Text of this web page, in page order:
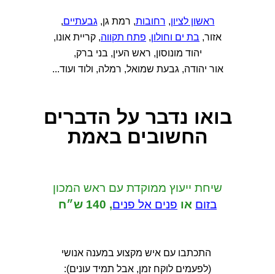
ראשון לציון, רחובות, רמת גן, גבעתיים,
אזור, בת ים וחולון, פתח תקווה, קריית אונו,
יהוד מונוסון, ראש העין, בני ברק,
אור יהודה, גבעת שמואל, רמלה, ולוד ועוד...
בואו נדבר על הדברים
החשובים באמת
שיחת ייעוץ ממוקדת עם ראש המכון
בזום או פנים אל פנים, 140 ש״ח
התכתבו עם איש מקצוע במענה אנושי
(לפעמים לוקח זמן, אבל תמיד עונים):